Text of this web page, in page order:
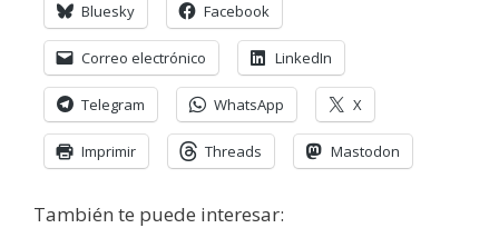
Bluesky Facebook
Correo electrónico LinkedIn
Telegram WhatsApp X
Imprimir Threads Mastodon
También te puede interesar: